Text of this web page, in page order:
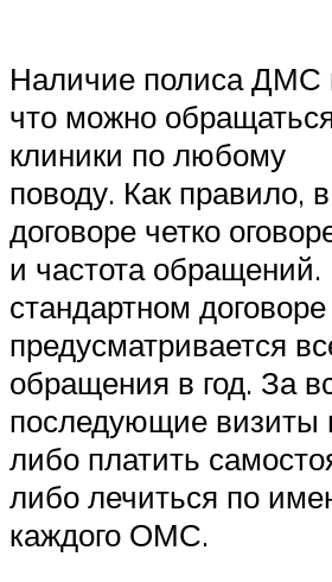
Наличие полиса ДМС
что можно
клиники по любому
поводу. Как правило,
договоре четко
и частота обращений.
стандартном договоре
предусматривается
обращения в год. За
последующие визиты
либо платить
либо лечиться по
каждого ОМС.